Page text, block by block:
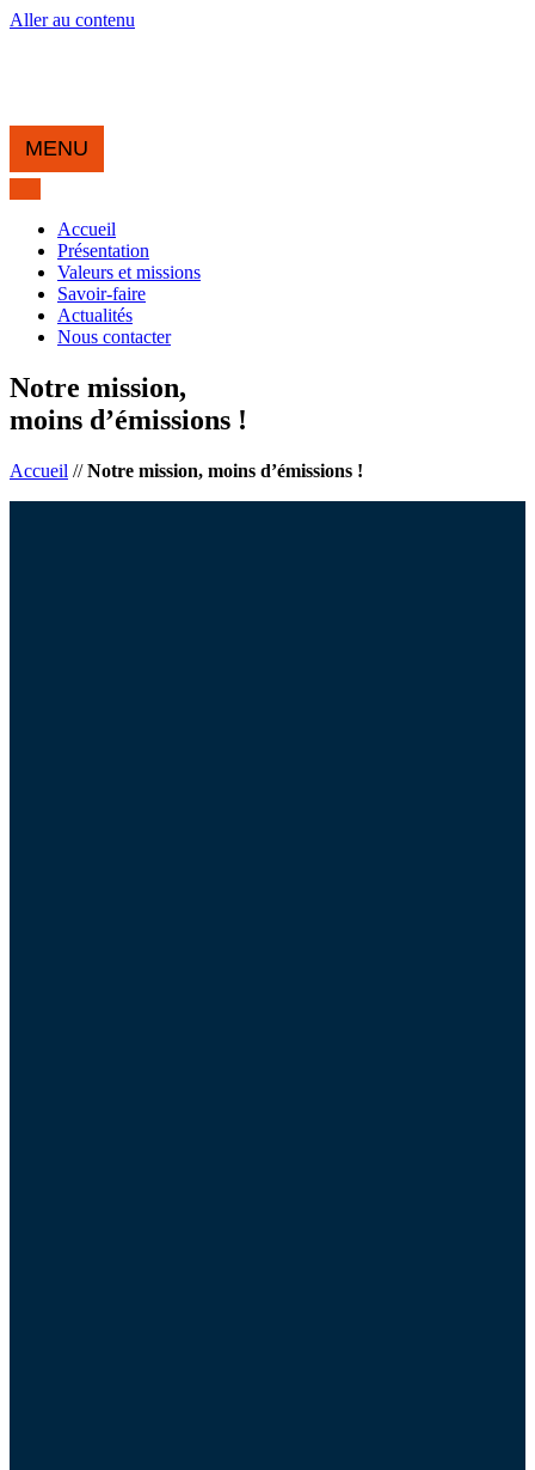
Aller au contenu
MENU
Accueil
Présentation
Valeurs et missions
Savoir-faire
Actualités
Nous contacter
Notre mission,
moins d’émissions !
Accueil //Notre mission, moins d’émissions !